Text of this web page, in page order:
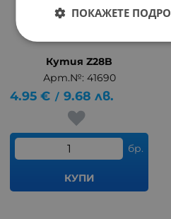
Кутия Z28B
Арт.№: 41690
4.95 € / 9.68 лв.
бр.
КУПИ
ПОКАЖЕТЕ